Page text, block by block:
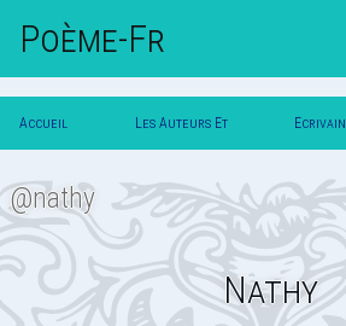
Poème-Fr
Accueil Les Auteurs Et Ecrivain
Nathy
@nathy